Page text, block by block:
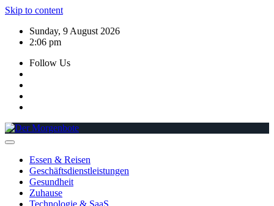
Skip to content
Sunday, 9 August 2026
2:06 pm
Follow Us
Essen & Reisen
Geschäftsdienstleistungen
Gesundheit
Zuhause
Technologie & SaaS